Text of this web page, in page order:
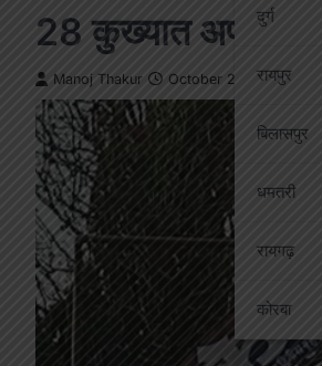
दुर्ग
रायपुर
बिलासपुर
धमतरी
रायगढ़
कोरबा
28 कुख्यात अपराधी
Manoj Thakur October 27, 2025